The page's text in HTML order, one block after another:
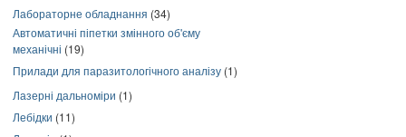
Лабораторне обладнання (34)
Автоматичні піпетки змінного об'єму
механічні (19)
Прилади для паразитологічного аналізу (1)
Лазерні дальноміри (1)
Лебідки (11)